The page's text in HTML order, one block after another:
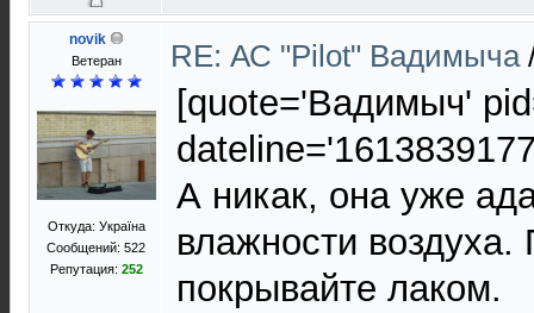
novik
Ветеран
Откуда: Україна
Сообщений: 522
Репутация: 252
RE: АС "Pilot" Вадимыча
[quote='Вадимыч'
А никак, она уже
влажности воздуха.
покрывайте лаком.